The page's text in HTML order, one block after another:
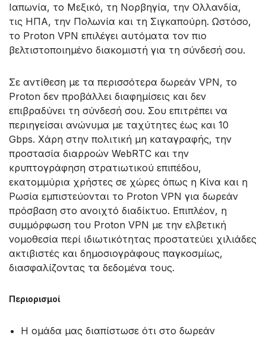
Ιαπωνία, το Μεξικό, τη Νορβηγία, την Ολλανδία,
τις ΗΠΑ, την Πολωνία και τη Σιγκαπούρη. Ωστόσο,
το Proton VPN επιλέγει αυτόματα τον πιο
βελτιστοποιημένο διακομιστή για τη σύνδεσή σου.
Σε αντίθεση με τα περισσότερα δωρεάν VPN, το
Proton δεν προβάλλει διαφημίσεις και δεν
επιβραδύνει τη σύνδεσή σου. Σου επιτρέπει να
περιηγείσαι ανώνυμα με ταχύτητες έως και 10
Gbps. Χάρη στην πολιτική μη καταγραφής, την
προστασία διαρροών WebRTC και την
κρυπτογράφηση στρατιωτικού επιπέδου,
εκατομμύρια χρήστες σε χώρες όπως η Κίνα και η
Ρωσία εμπιστεύονται το Proton VPN για δωρεάν
πρόσβαση στο ανοιχτό διαδίκτυο. Επιπλέον, η
συμμόρφωση του Proton VPN με την ελβετική
νομοθεσία περί ιδιωτικότητας προστατεύει χιλιάδες
ακτιβιστές και δημοσιογράφους παγκοσμίως,
διασφαλίζοντας τα δεδομένα τους.
Περιορισμοί
Η ομάδα μας διαπίστωσε ότι στο δωρεάν